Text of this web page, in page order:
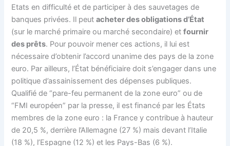
Etats en difficulté et de participer à des sauvetages de
banques privées. Il peutacheter des obligations d’État
(sur le marché primaire ou marché secondaire) etfournir
des prêts. Pour pouvoir mener ces actions, il lui est
nécessaire d’obtenir l’accord unanime des pays de la zone
euro. Par ailleurs, l’État bénéficiaire doit s’engager dans une
politique d’assainissement des dépenses publiques.
Qualifié de “pare-feu permanent de la zone euro” ou de
“FMI européen” par la presse, il est financé par les États
membres de la zone euro : la France y contribue à hauteur
de 20,5 %, derrière l’Allemagne (27 %) mais devant l’Italie
(18 %), l’Espagne (12 %) et les Pays-Bas (6 %).